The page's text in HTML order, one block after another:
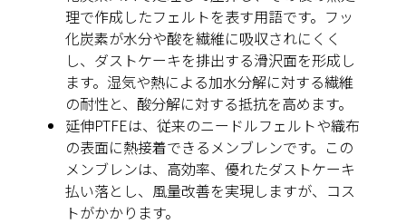
理で作成したフェルトを表す用語です。フッ
化炭素が水分や酸を繊維に吸収されにくく
し、ダストケーキを排出する滑沢面を形成し
ます。湿気や熱による加水分解に対する繊維
の耐性と、酸分解に対する抵抗を高めます。
延伸PTFEは、従来のニードルフェルトや織布
の表面に熱接着できるメンブレンです。この
メンブレンは、高効率、優れたダストケーキ
払い落とし、風量改善を実現しますが、コス
トがかかります。